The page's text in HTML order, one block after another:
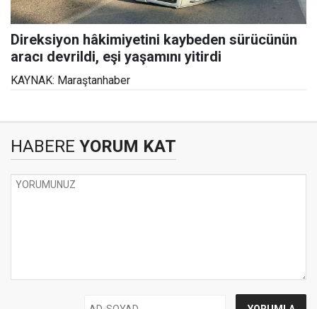
Direksiyon hâkimiyetini kaybeden sürücünün
aracı devrildi, eşi yaşamını yitirdi
KAYNAK: Maraştanhaber
HABERE YORUM KAT